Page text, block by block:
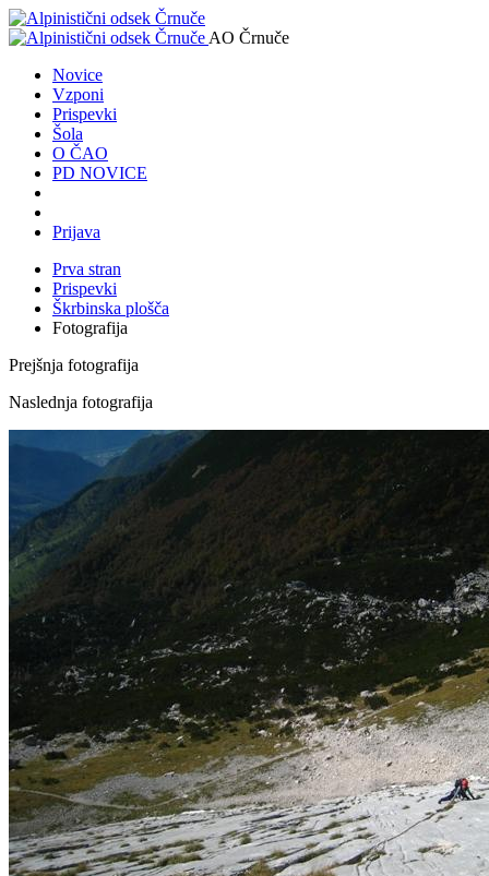
AO Črnuče
Novice
Vzponi
Prispevki
Šola
O ČAO
PD NOVICE
Prijava
Prva stran
Prispevki
Škrbinska plošča
Fotografija
Prejšnja fotografija
Naslednja fotografija